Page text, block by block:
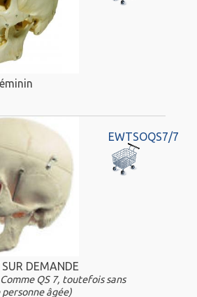
EWTSOQS7/7
DEMANDE
QS 7, toutefois sans
âgée)